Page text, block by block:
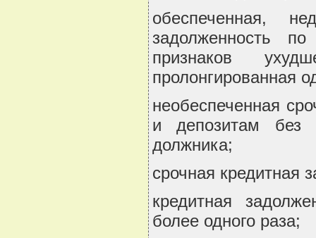
обеспеченная,
задолженность
признаков
пролонгированная
необеспеченная
и депозитам без
должника;
срочная кредитная
кредитная
более одного раза;